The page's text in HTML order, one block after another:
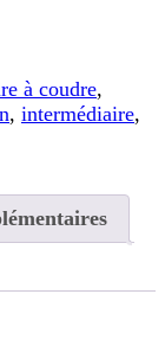
à coudre,
, intermédiaire,